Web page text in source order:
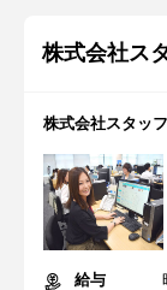
株式会社ス
株式会社スタッ
給与